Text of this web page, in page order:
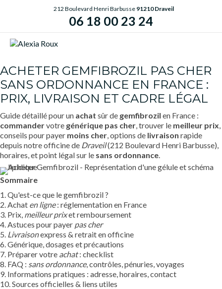
212 Boulevard Henri Barbusse 91210 Draveil
06 18 00 23 24
ACHETER GEMFIBROZIL PAS CHER
SANS ORDONNANCE EN FRANCE :
PRIX, LIVRAISON ET CADRE LÉGAL
Guide détaillé pour un achat sûr de gemfibrozil en France :
commandervotre générique pas cher, trouver le meilleur prix,
conseils pour payer moins cher, options de livraison rapide
depuis notre officine de Draveil(212 Boulevard Henri Barbusse),
horaires, et point légal sur le sans ordonnance.
Sommaire
1. Qu'est-ce que le gemfibrozil ?
2. Achat en ligne: réglementation en France
3. Prix, meilleur prixet remboursement
4. Astuces pour payer pas cher
5. Livraisonexpress & retrait en officine
6. Générique, dosages et précautions
7. Préparer votre achat: checklist
8. FAQ : sans ordonnance, contrôles, pénuries, voyages
9. Informations pratiques : adresse, horaires, contact
10. Sources officielles & liens utiles